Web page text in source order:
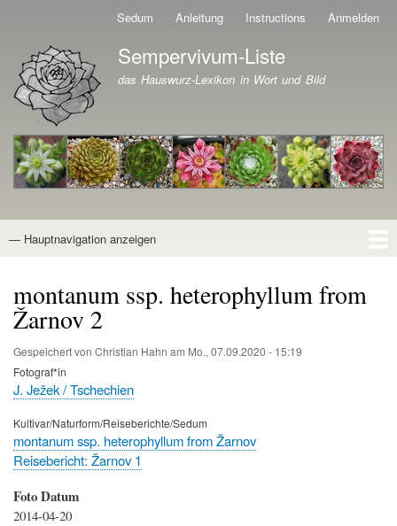
Direkt
zum
Inhalt
Sedum Anleitung Instructions Anmelden
Branding der Website
Sempervivum-Liste
das Hauswurz-Lexikon in Wort und Bild
Hauptnavigation
— Hauptnavigation anzeigen
montanum ssp. heterophyllum from
Žarnov 2
Gespeichert von Christian Hahn am Mo., 07.09.2020 - 15:19
Fotograf*in
J. Ježek / Tschechien
Kultivar/Naturform/Reiseberichte/Sedum
montanum ssp. heterophyllum from Žarnov
Reisebericht: Žarnov 1
Foto Datum
2014-04-20